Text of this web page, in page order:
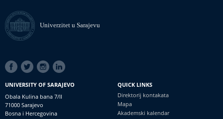
Univerzitet u Sarajevu
SOCIAL
LINKS
UNIVERSITY OF SARAJEVO
Obala Kulina bana 7/II
71000 Sarajevo
Bosna i Hercegovina
QUICK LINKS
Direktorij kontakata
Mapa
Akademski kalendar